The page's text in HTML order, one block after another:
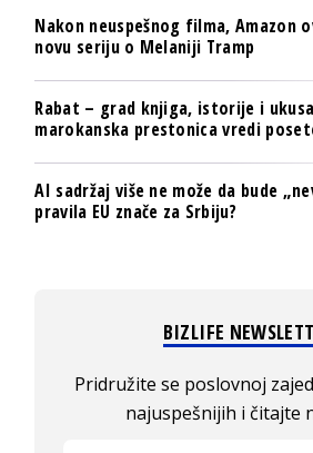
Nakon neuspešnog filma, Amazon
novu seriju o Melaniji Tramp
Rabat – grad knjiga, istorije i
marokanska prestonica vredi
AI sadržaj više ne može da bude
pravila EU znače za Srbiju?
BIZLIFE
Pridružite se poslovnoj
najuspešnijih i čitajte